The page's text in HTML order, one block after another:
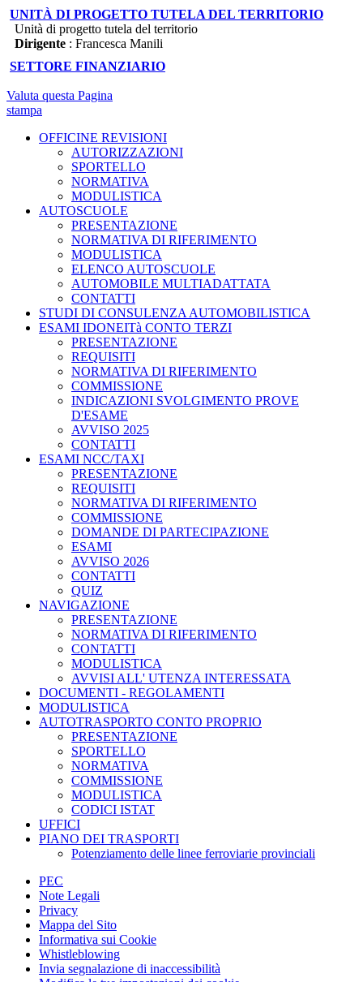
UNITÀ DI PROGETTO TUTELA DEL TERRITORIO
Unità di progetto tutela del territorio
Dirigente : Francesca Manili
SETTORE FINANZIARIO
Valuta questa Pagina
stampa
OFFICINE REVISIONI
AUTORIZZAZIONI
SPORTELLO
NORMATIVA
MODULISTICA
AUTOSCUOLE
PRESENTAZIONE
NORMATIVA DI RIFERIMENTO
MODULISTICA
ELENCO AUTOSCUOLE
AUTOMOBILE MULTIADATTATA
CONTATTI
STUDI DI CONSULENZA AUTOMOBILISTICA
ESAMI IDONEITà CONTO TERZI
PRESENTAZIONE
REQUISITI
NORMATIVA DI RIFERIMENTO
COMMISSIONE
INDICAZIONI SVOLGIMENTO PROVE
D'ESAME
AVVISO 2025
CONTATTI
ESAMI NCC/TAXI
PRESENTAZIONE
REQUISITI
NORMATIVA DI RIFERIMENTO
COMMISSIONE
DOMANDE DI PARTECIPAZIONE
ESAMI
AVVISO 2026
CONTATTI
QUIZ
NAVIGAZIONE
PRESENTAZIONE
NORMATIVA DI RIFERIMENTO
CONTATTI
MODULISTICA
AVVISI ALL' UTENZA INTERESSATA
DOCUMENTI - REGOLAMENTI
MODULISTICA
AUTOTRASPORTO CONTO PROPRIO
PRESENTAZIONE
SPORTELLO
NORMATIVA
COMMISSIONE
MODULISTICA
CODICI ISTAT
UFFICI
PIANO DEI TRASPORTI
Potenziamento delle linee ferroviarie provinciali
PEC
Note Legali
Privacy
Mappa del Sito
Informativa sui Cookie
Whistleblowing
Invia segnalazione di inaccessibilità